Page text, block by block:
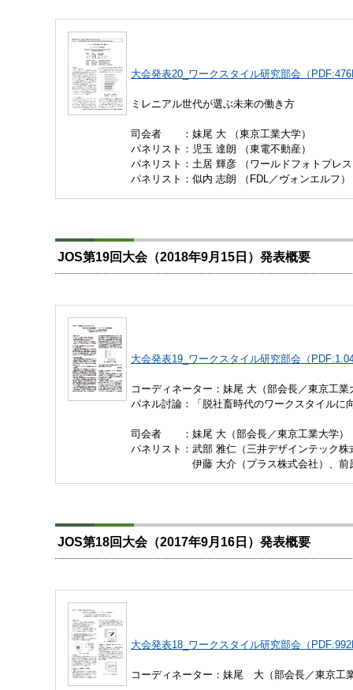
大会発表20_ワークスタイル研究部会（
ミレニアル世代が選ぶ未来の働き方
司会者 ：妹尾 大 （東京工業大学）
パネリスト：児玉 達朗 （東電不動産）
パネリスト：土居 輝彦 （ワールドフォトプレ
パネリスト：似内 志朗 （FDL／ヴォンエルフ）
JOS第19回大会（2018年9月15日）発表概要
大会発表19_ワークスタイル研究部会（
コーディネーター：妹尾 大（部会長／東京工業
パネル討論：「脱社畜時代のワークスタイルに
司会者 ：妹尾 大（部会長／東京工業大学）
パネリスト：武部 雅仁（三井デザインテック株
伊藤 大介（プラス株式会社）、前原
JOS第18回大会（2017年9月16日）発表概要
大会発表18_ワークスタイル研究部会（
コーディネーター：妹尾 大（部会長／東京工